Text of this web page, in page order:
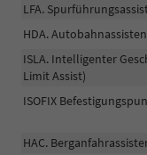
LFA.
HDA.
ISLA. Intelligenter
Limit Assist)
ISOFIX
HAC.